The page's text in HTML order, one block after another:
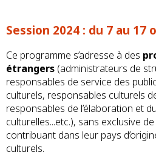
Session 2024 : du 7 au 17
Ce programme s’adresse à des
étrangers (administrateurs de
responsables de service des
culturels, responsables culturels
responsables de l’élaboration et
culturelles...etc.), sans exclusive
contribuant dans leur pays
culturels.